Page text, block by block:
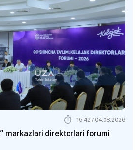
markazlari direktorlari forumi
15:42 / 04.08.2026